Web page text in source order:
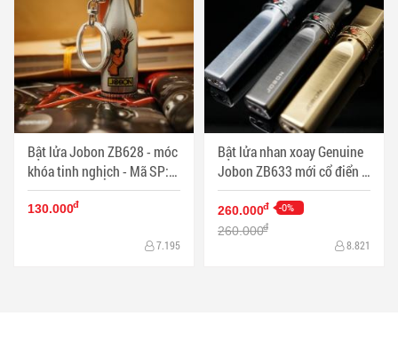
Bật lửa Jobon ZB628 - móc
khóa tinh nghịch - Mã SP:
BL01143
130.000đ
7.195
Bật lửa nhan xoay Genuine
Jobon ZB633 mới cổ điển -
MS 22 025 - Mã SP:
BL00064
260.000đ -0%
260.000đ
8.821